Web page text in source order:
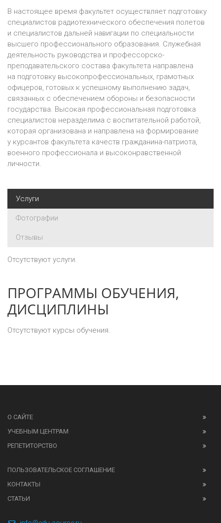
В настоящее время факультет осуществляет подготовку
специалистов радиотехнического обеспечения полетов
и специалистов дальней навигации по специальности
высшего профессионального образования. Служебная
деятельность руководства и профессорско-
преподавательского состава факультета направлена
на подготовку высокопрофессиональных, грамотных
офицеров, готовых к успешному выполнению задач,
связанных с обеспечением обороны и безопасности
государства. Высокая профессиональная подготовка
специалистов неразделима с воспитательной работой,
которая организована и направлена на формирование
у курсантов факультета качеств гражданина-патриота,
военного профессионала и высоконравственной
личности.
Услуги
Фотографии
Отзывы
Отсутствуют услуги.
ПРОГРАММЫ ОБУЧЕНИЯ,
ДИСЦИПЛИНЫ
Отсутствуют курсы обучения.
О САЙТЕ
УЧЕБНЫМ ЦЕНТРАМ
РЕПЕТИТОРСТВО
ПОЛЬЗОВАТЕЛЬСКОЕ СОГЛАШЕНИЕ
КОНТАКТЫ
СТАТЬИ